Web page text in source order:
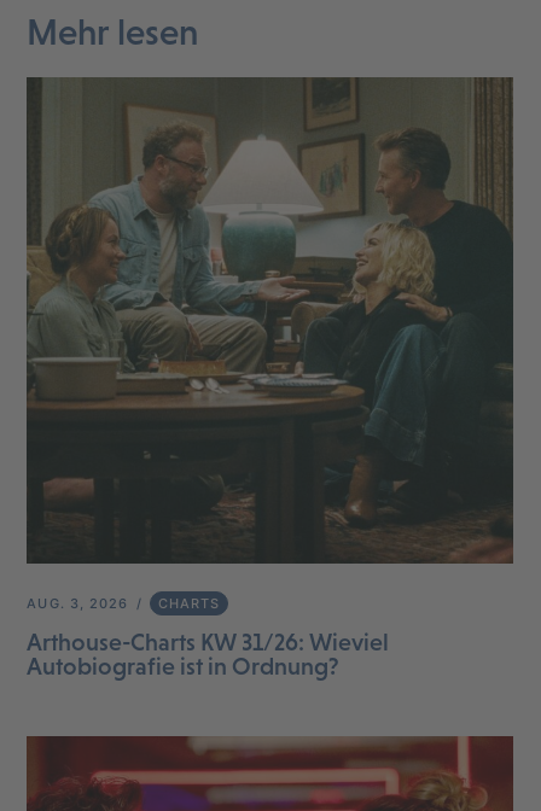
Mehr lesen
AUG. 3, 2026 CHARTS
Arthouse-Charts KW 31/26: Wieviel
Autobiografie ist in Ordnung?